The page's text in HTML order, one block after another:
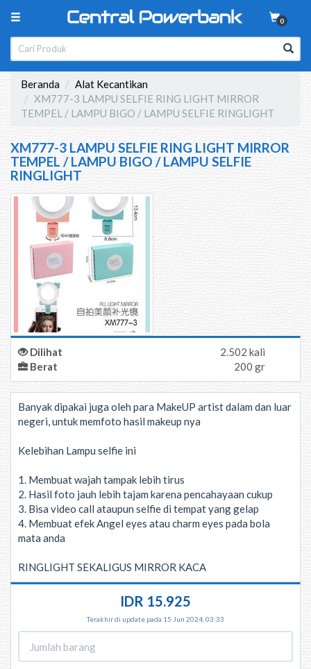
0
Beranda
Alat Kecantikan
XM777-3 LAMPU SELFIE RING LIGHT MIRROR
TEMPEL / LAMPU BIGO / LAMPU SELFIE RINGLIGHT
XM777-3 LAMPU SELFIE RING LIGHT MIRROR
TEMPEL / LAMPU BIGO / LAMPU SELFIE
RINGLIGHT
Dilihat
2.502 kali
Berat
200 gr
Banyak dipakai juga oleh para MakeUP artist dalam dan luar
negeri, untuk memfoto hasil makeup nya
Kelebihan Lampu selfie ini
1. Membuat wajah tampak lebih tirus
2. Hasil foto jauh lebih tajam karena pencahayaan cukup
3. Bisa video call ataupun selfie di tempat yang gelap
4. Membuat efek Angel eyes atau charm eyes pada bola
mata anda
RINGLIGHT SEKALIGUS MIRROR KACA
IDR 15.925
Terakhir di update pada 15 Jun 2024, 03:33